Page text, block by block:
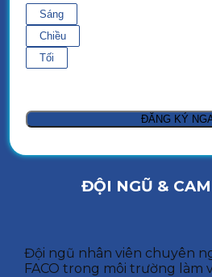
Sáng
Chiều
Tối
ĐỘI NGŨ &
Đội ngũ nhân viên chuyên
FACO trong môi trường làm